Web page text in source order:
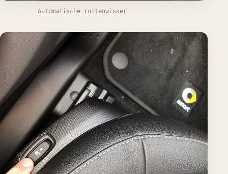
Automatische ruitenwisser